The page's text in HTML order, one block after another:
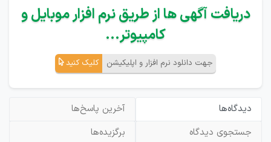
دریافت آگهی ها از طریق نرم افزار موبایل و
کامپیوتر...
جهت دانلود نرم افزار و اپلیکیشن کلیک کنید
دیدگاه‌ها
آخرین پاسخ‌ها
جستجوی دیدگاه
برگزیده‌ها